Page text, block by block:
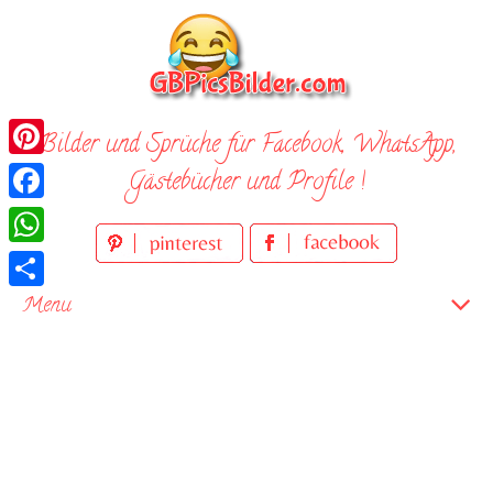
Bilder und Sprüche für Facebook, WhatsApp,
Gästebücher und Profile !
Menu
Pinterest
Facebook
WhatsApp
Teilen